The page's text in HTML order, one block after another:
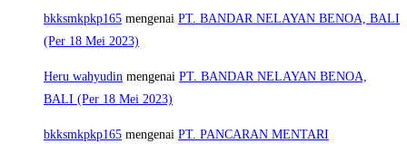
bkksmkpkp165 mengenai PT. BANDAR NELAYAN BENOA, BALI
(Per 18 Mei 2023)
Heru wahyudin mengenai PT. BANDAR NELAYAN BENOA,
BALI (Per 18 Mei 2023)
bkksmkpkp165 mengenai PT. PANCARAN MENTARI